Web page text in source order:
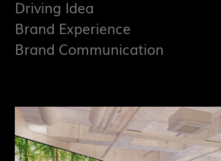
Driving Idea
Brand Experience
Brand Communication